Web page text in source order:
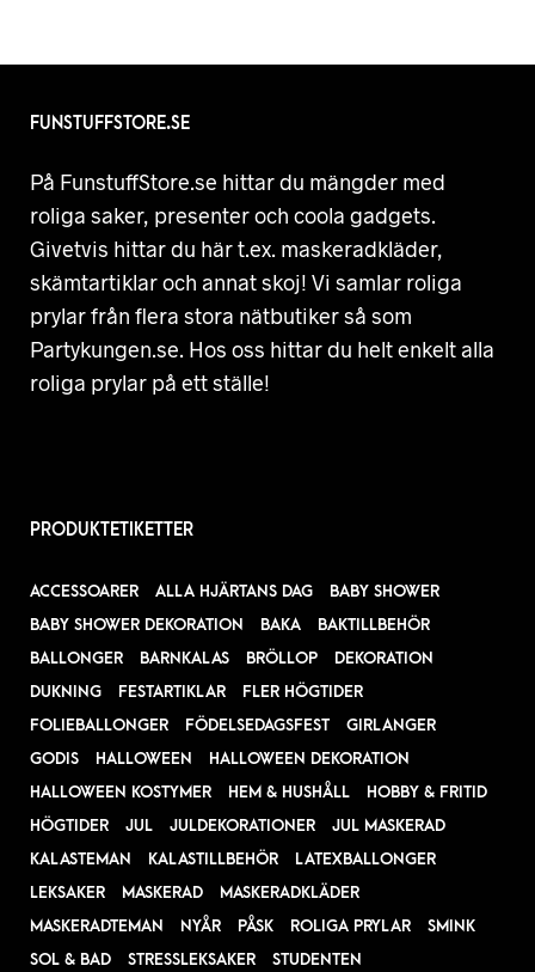
FUNSTUFFSTORE.SE
På FunstuffStore.se hittar du mängder med
roliga saker, presenter och coola gadgets.
Givetvis hittar du här t.ex. maskeradkläder,
skämtartiklar och annat skoj! Vi samlar roliga
prylar från flera stora nätbutiker så som
Partykungen.se. Hos oss hittar du helt enkelt alla
roliga prylar på ett ställe!
PRODUKTETIKETTER
ACCESSOARER ALLA HJÄRTANS DAG
BABY SHOWER
BABY SHOWER DEKORATION
BAKA
BAKTILLBEHÖR
BALLONGER
BARNKALAS BRÖLLOP
DEKORATION
DUKNING
FESTARTIKLAR
FLER HÖGTIDER
FOLIEBALLONGER
FÖDELSEDAGSFEST
GIRLANGER
GODIS
HALLOWEEN
HALLOWEEN DEKORATION
HALLOWEEN KOSTYMER
HEM & HUSHÅLL
HOBBY & FRITID
HÖGTIDER
JUL JULDEKORATIONER
JUL MASKERAD
KALASTEMAN
KALASTILLBEHÖR
LATEXBALLONGER
LEKSAKER
MASKERAD
MASKERADKLÄDER
MASKERADTEMAN
NYÅR PÅSK ROLIGA PRYLAR
SMINK
SOL & BAD
STRESSLEKSAKER STUDENTEN